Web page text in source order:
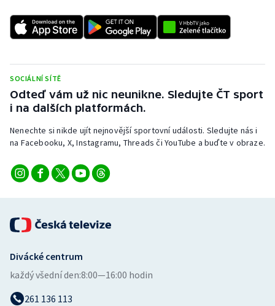
SOCIÁLNÍ SÍTĚ
Odteď vám už nic neunikne. Sledujte ČT sport
i na dalších platformách.
Nenechte si nikde ujít nejnovější sportovní události. Sledujte nás i
na Facebooku, X, Instagramu, Threads či YouTube a buďte v obraze.
Divácké centrum
každý všední den:8:00—16:00 hodin
261 136 113